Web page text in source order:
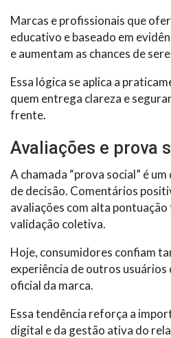
Marcas e profissionais que
educativo e baseado em
e aumentam as chances de
Essa lógica se aplica a
quem entrega clareza e
frente.
Avaliações e prova
A chamada “prova social” é
de decisão. Comentários
avaliações com alta
validação coletiva.
Hoje, consumidores confiam
experiência de outros usuários
oficial da marca.
Essa tendência reforça a
digital e da gestão ativa do